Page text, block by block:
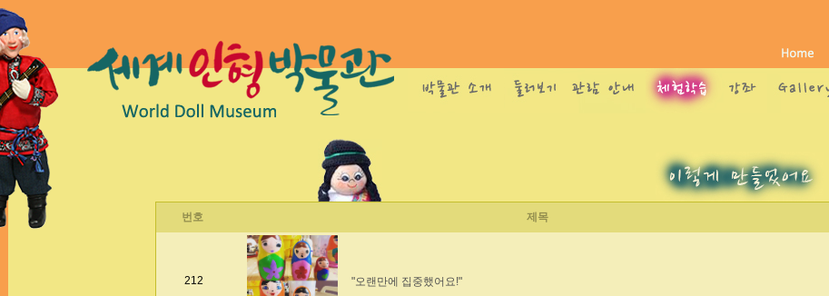
번호 제목
212 "오랜만에 집중했어요!"